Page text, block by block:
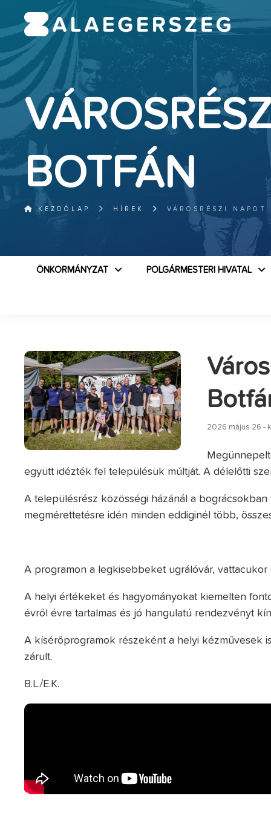
BOTFÁN
KEZDŐLAP HÍREK VÁROSRÉSZI
ÖNKORMÁNYZAT POLGÁRMESTERI HIVATAL
2026 május 26 -
együtt idézték fel településük múltját. A délelőtti
A településrész közösségi házánál a
megmérettetésre idén minden eddiginél több,
A programon a legkisebbeket ugrálóvár,
A helyi értékeket és hagyományokat kiemelten
évről évre tartalmas és jó hangulatú rendezvényt
A kísérőprogramok részeként a helyi kézművesek
zárult.
B.L./E.K.